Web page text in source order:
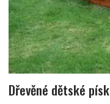
Dřevěné dětské